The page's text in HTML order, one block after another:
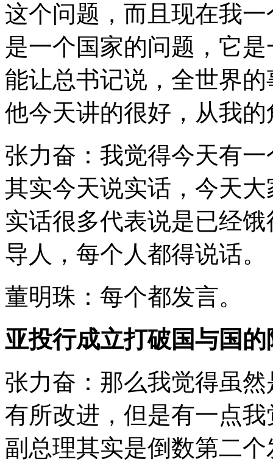
这个问题，而且现在我
是一个国家的问题，它
能让总书记说，全世界
他今天讲的很好，从我
张力奋：我觉得今天有
其实今天说实话，今天
实话很多代表说是已经
导人，每个人都得说话。
董明珠：每个都发言。
亚投行成立打破国与国的
张力奋：那么我觉得虽
有所改进，但是有一点
副总理其实是倒数第二